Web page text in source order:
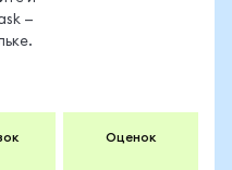
—
Оценок